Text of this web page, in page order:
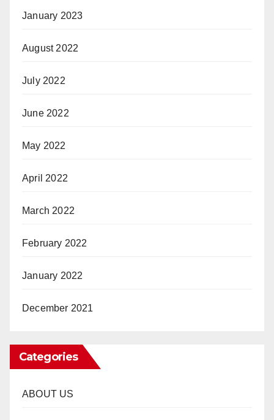
January 2023
August 2022
July 2022
June 2022
May 2022
April 2022
March 2022
February 2022
January 2022
December 2021
Categories
ABOUT US